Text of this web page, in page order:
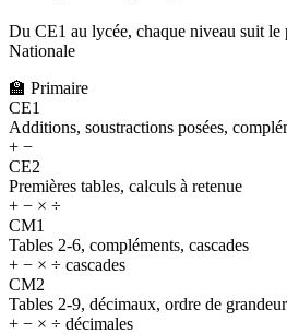
Du CE1 au lycée, chaque niveau suit
Nationale
🏫 Primaire
CE1
Additions, soustractions posées,
+ −
CE2
Premières tables, calculs à retenue
+ − × ÷
CM1
Tables 2-6, compléments, cascades
+ − × ÷ cascades
CM2
Tables 2-9, décimaux, ordre de grandeur
+ − × ÷ décimales